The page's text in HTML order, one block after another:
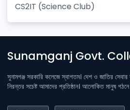
CS2IT (Science Club)
Sunamganj Govt.
সুনামগঞ্জ সরকারি কলেজে স্বাগতম। দেশ ও জাতির
নিরন্তর সচেষ্ট আমাদের প্রতিষ্ঠান। আলোকিত মানুষ গঠনে